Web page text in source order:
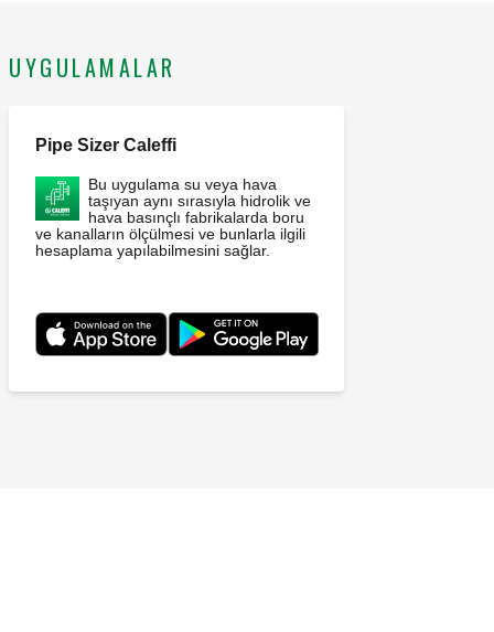
UYGULAMALAR
Pipe Sizer Caleffi
Bu uygulama su veya hava
taşıyan aynı sırasıyla hidrolik ve
hava basınçlı fabrikalarda boru
ve kanalların ölçülmesi ve bunlarla ilgili
hesaplama yapılabilmesini sağlar.